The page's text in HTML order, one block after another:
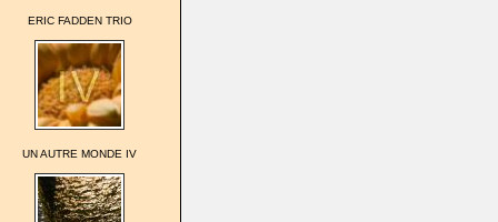
ERIC FADDEN TRIO
UN AUTRE MONDE IV